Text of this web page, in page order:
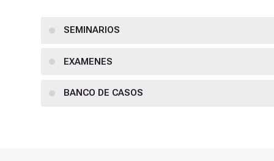
SEMINARIOS
EXAMENES
BANCO DE CASOS